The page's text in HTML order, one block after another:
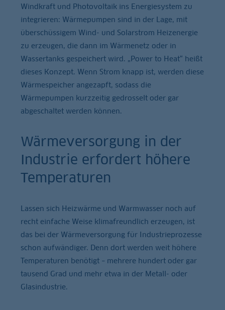
Windkraft und Photovoltaik ins Energiesystem zu
integrieren: Wärmepumpen sind in der Lage, mit
überschüssigem Wind- und Solarstrom Heizenergie
zu erzeugen, die dann im Wärmenetz oder in
Wassertanks gespeichert wird. „Power to Heat“ heißt
dieses Konzept. Wenn Strom knapp ist, werden diese
Wärmespeicher angezapft, sodass die
Wärmepumpen kurzzeitig gedrosselt oder gar
abgeschaltet werden können.
Wärmeversorgung in der
Industrie erfordert höhere
Temperaturen
Lassen sich Heizwärme und Warmwasser noch auf
recht einfache Weise klimafreundlich erzeugen, ist
das bei der Wärmeversorgung für Industrieprozesse
schon aufwändiger. Denn dort werden weit höhere
Temperaturen benötigt – mehrere hundert oder gar
tausend Grad und mehr etwa in der Metall- oder
Glasindustrie.